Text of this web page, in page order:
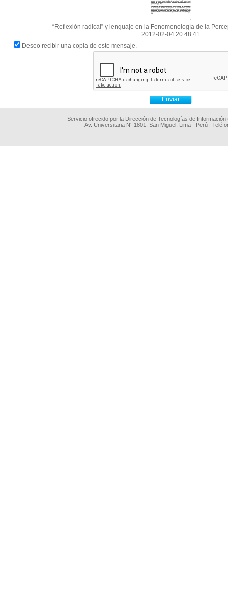
“Reflexión radical” y lenguaje en la Fenomenología de la
2012-02-04 20:48:41
Deseo recibir una copia de este mensaje.
Servicio ofrecido por la Dirección de Tecnologías de
Av. Universitaria N° 1801, San Miguel, Lima - Perú |